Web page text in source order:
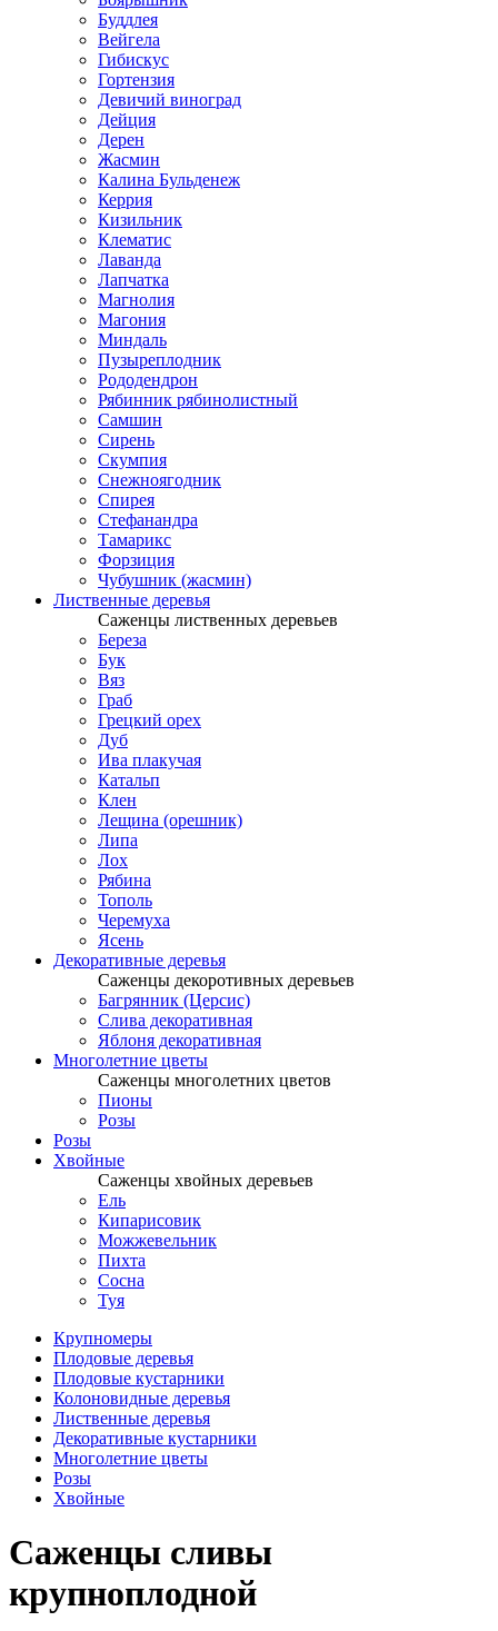
Буддлея
Вейгела
Гибискус
Гортензия
Девичий виноград
Дейция
Дерен
Жасмин
Калина Бульденеж
Керрия
Кизильник
Клематис
Лаванда
Лапчатка
Магнолия
Магония
Миндаль
Пузыреплодник
Рододендрон
Рябинник рябинолистный
Самшин
Сирень
Скумпия
Снежноягодник
Спирея
Стефанандра
Тамарикс
Форзиция
Чубушник (жасмин)
Лиственные деревья
Саженцы лиственных деревьев
Береза
Бук
Вяз
Граб
Грецкий орех
Дуб
Ива плакучая
Катальп
Клен
Лещина (орешник)
Липа
Лох
Рябина
Тополь
Черемуха
Ясень
Декоративные деревья
Саженцы декоротивных деревьев
Багрянник (Церсис)
Слива декоративная
Яблоня декоративная
Многолетние цветы
Саженцы многолетних цветов
Пионы
Розы
Розы
Хвойные
Саженцы хвойных деревьев
Ель
Кипарисовик
Можжевельник
Пихта
Сосна
Туя
Крупномеры
Плодовые деревья
Плодовые кустарники
Колоновидные деревья
Лиственные деревья
Декоративные кустарники
Многолетние цветы
Розы
Хвойные
Саженцы сливы
крупноплодной